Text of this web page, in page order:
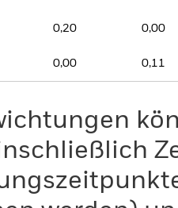
0,20 0,00
0,00 0,11